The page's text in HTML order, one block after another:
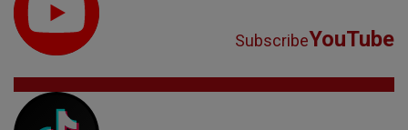
SubscribeYouTube